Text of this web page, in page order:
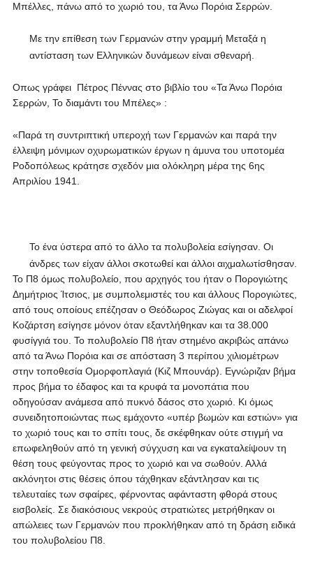
Μπέλλες, πάνω από το χωριό του, τα Άνω Πορόια Σερρών.
Με την επίθεση των Γερμανών στην γραμμή Μεταξά η
αντίσταση των Ελληνικών δυνάμεων είναι σθεναρή.
Οπως γράφει Πέτρος Πέννας στο βιβλίο του «Τα Άνω Πορόια
Σερρών, Το διαμάντι του Μπέλες» :
«Παρά τη συντριπτική υπεροχή των Γερμανών και παρά την
έλλειψη μόνιμων οχυρωματικών έργων η άμυνα του υποτομέα
Ροδοπόλεως κράτησε σχεδόν μια ολόκληρη μέρα της 6ης
Απριλίου 1941.
Το ένα ύστερα από το άλλο τα πολυβολεία εσίγησαν. Οι
άνδρες των είχαν άλλοι σκοτωθεί και άλλοι αιχμαλωτίσθησαν.
Το Π8 όμως πολυβολείο, που αρχηγός του ήταν ο Πορογιώτης
Δημήτριος Ίτσιος, με συμπολεμιστές του και άλλους Πορογιώτες,
από τους οποίους επέζησαν ο Θεόδωρος Ζιώγας και οι αδελφοί
Κοζάρτση εσίγησε μόνον όταν εξαντλήθηκαν και τα 38.000
φυσίγγιά του. Το πολυβολείο Π8 ήταν στημένο ακριβώς απάνω
από τα Άνω Πορόια και σε απόσταση 3 περίπου χιλιομέτρων
στην τοποθεσία Ομορφοπλαγιά (Κιζ Μπουνάρ). Εγνώριζαν βήμα
προς βήμα το έδαφος και τα κρυφά τα μονοπάτια που
οδηγούσαν ανάμεσα από πυκνό δάσος στο χωριό. Κι όμως
συνειδητοποιώντας πως εμάχοντο «υπέρ βωμών και εστιών» για
το χωριό τους και το σπίτι τους, δε σκέφθηκαν ούτε στιγμή να
επωφεληθούν από τη γενική σύγχυση και να εγκαταλείψουν τη
θέση τους φεύγοντας προς το χωριό και να σωθούν. Αλλά
ακλόνητοι στις θέσεις όπου τάχθηκαν εξάντλησαν και τις
τελευταίες των σφαίρες, φέρνοντας αφάνταστη φθορά στους
εισβολείς. Σε διακόσιους νεκρούς στρατιώτες μετρήθηκαν οι
απώλειες των Γερμανών που προκλήθηκαν από τη δράση ειδικά
του πολυβολείου Π8.